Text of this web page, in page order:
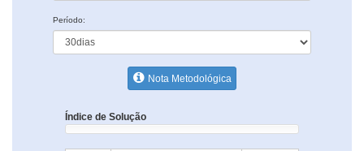
Período:
Nota Metodológica
Índice de Solução